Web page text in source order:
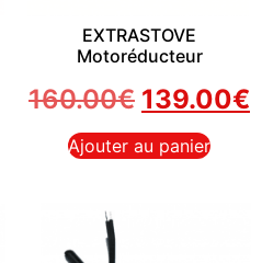
EXTRASTOVE
Motoréducteur
160.00€ 139.00€
Ajouter au panier